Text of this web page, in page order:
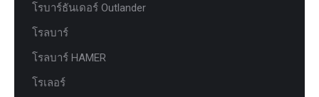
โรบาร์ธันเดอร์ Outlander
โรลบาร์
โรลบาร์ HAMER
โรเลอร์